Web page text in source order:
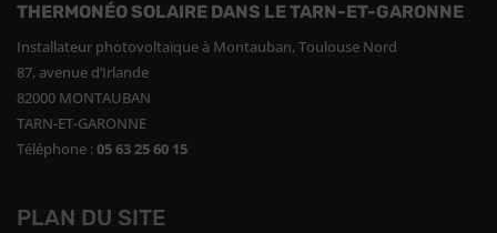
THERMONÉO SOLAIRE DANS LE TARN-ET-GARONNE
Installateur photovoltaïque à Montauban, Toulouse Nord
87, avenue d’Irlande
82000 MONTAUBAN
TARN-ET-GARONNE
Téléphone :05 63 25 60 15
PLAN DU SITE